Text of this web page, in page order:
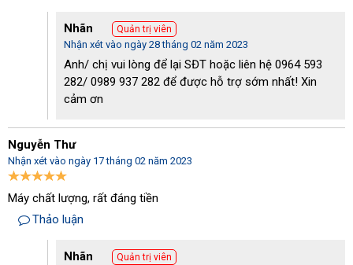
Nhãn Quản trị viên
Nhận xét vào ngày 28 tháng 02 năm 2023
Anh/ chị vui lòng để lại SĐT hoặc liên hệ 0964 593
282/ 0989 937 282 để được hỗ trợ sớm nhất! Xin
cảm ơn
Nguyễn Thư
Nhận xét vào ngày 17 tháng 02 năm 2023
Máy chất lượng, rất đáng tiền
Thảo luận
Nhãn Quản trị viên